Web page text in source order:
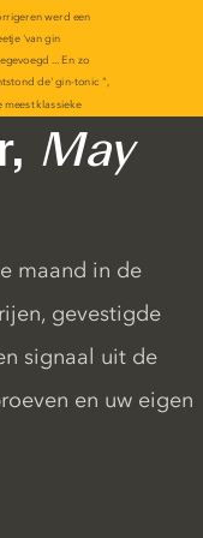
May
maand in de
gevestigde
signaal uit de
en uw eigen